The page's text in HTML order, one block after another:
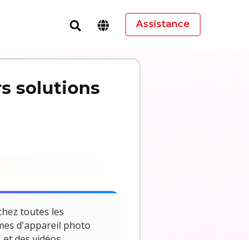
Assistance
solutions
toutes les
d'appareil photo